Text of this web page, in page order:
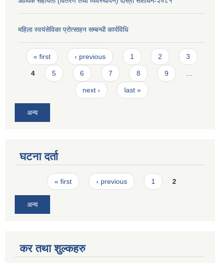
महिला स्वयंसेविका प्रोत्साहन सम्बन्धी कार्यविधि
Pages
« first ‹ previous 1 2 3
4 5 6 7 8 9
next › last »
अन्य
घटना दर्ता
Pages« first ‹ previous 1 2
अन्य
कर तथा शुल्कहरु